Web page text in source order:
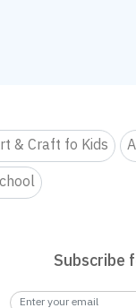
& Craft fo Kids
Subscribe